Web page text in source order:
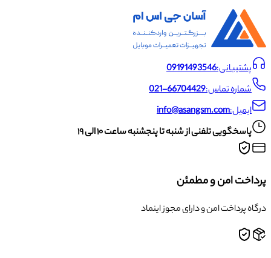
پشتیبانی:09191493546
شماره تماس:021-66704429
ایمیل:info@asangsm.com
پاسخگویی تلفنی از شنبه تا پنجشنبه ساعت ۱۰ الی ۱۹
پرداخت امن و مطمئن
درگاه پرداخت امن و دارای مجوز اینماد